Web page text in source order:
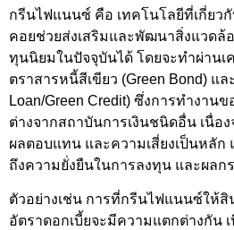
กรีนไฟแนนซ์ คือ เทคโนโลยีที่เกี่ยวกั
คอยช่วยส่งเสริมและพัฒนาสิ่งแวดล้
ทุนนิยมในปัจจุบันได้ โดยจะทำผ่านเ
ตราสารหนี้สีเขียว (Green Bond) แล
Loan/Green Credit) ซึ่งการทำงา
ต่างจากสถาบันการเงินชนิดอื่น เนื่อ
ผลตอบแทน และความเสี่ยงเป็นหลั
ถึงความยั่งยืนในการลงทุน และผลก
ตัวอย่างเช่น การที่กรีนไฟแนนซ์ให้
อัตราดอกเบี้ยจะมีความแตกต่างกัน